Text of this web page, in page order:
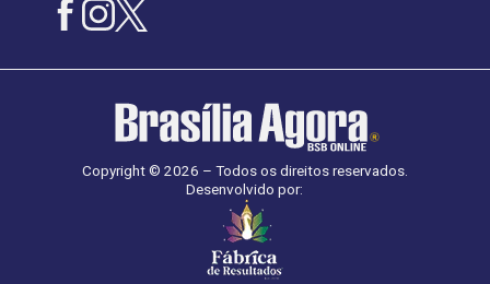
Copyright © 2026 – Todos os direitos reservados.
Desenvolvido por: